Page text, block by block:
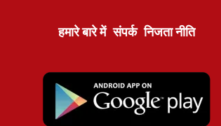
हमारे बारे में संपर्क निजता नीति